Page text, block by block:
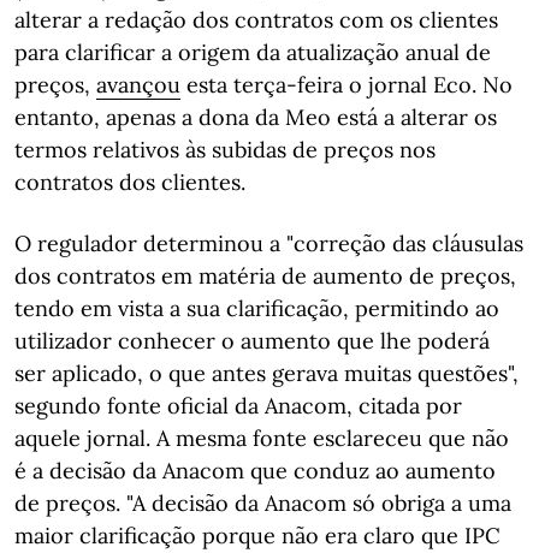
alterar a redação dos contratos com os clientes
para clarificar a origem da atualização anual de
preços, avançou esta terça-feira o jornal Eco. No
entanto, apenas a dona da Meo está a alterar os
termos relativos às subidas de preços nos
contratos dos clientes.
O regulador determinou a "correção das cláusulas
dos contratos em matéria de aumento de preços,
tendo em vista a sua clarificação, permitindo ao
utilizador conhecer o aumento que lhe poderá
ser aplicado, o que antes gerava muitas questões",
segundo fonte oficial da Anacom, citada por
aquele jornal. A mesma fonte esclareceu que não
é a decisão da Anacom que conduz ao aumento
de preços. "A decisão da Anacom só obriga a uma
maior clarificação porque não era claro que IPC